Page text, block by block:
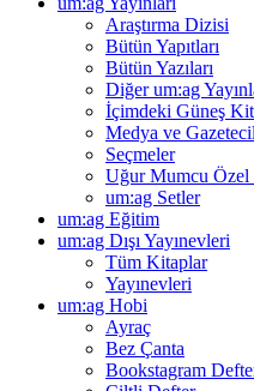
Araştırma Dizisi
Bütün Yapıtları
Bütün Yazıları
Diğer um:ag
İçimdeki Güneş
Medya ve
Seçmeler
Uğur Mumcu Özel
um:ag Setler
um:ag Eğitim
um:ag Dışı Yayınevleri
Tüm Kitaplar
Yayınevleri
um:ag Hobi
Ayraç
Bez Çanta
Bookstagram